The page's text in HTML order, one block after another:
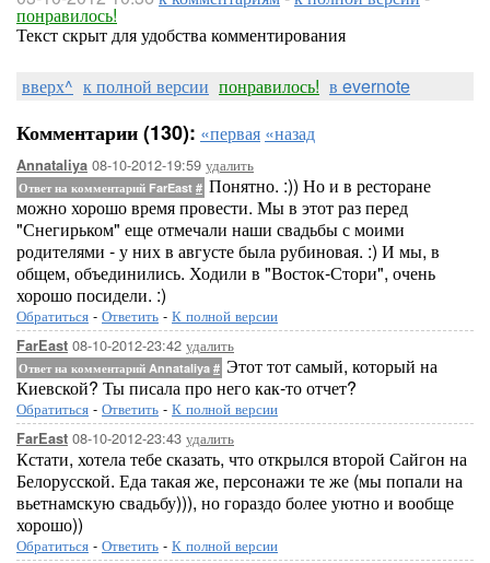
понравилось!
Текст скрыт для удобства комментирования
вверх^ к полной версии понравилось! в evernote
Комментарии (130): «первая «назад
Annataliya 08-10-2012-19:59 удалить
Ответ на комментарий FarEast # Понятно. :)) Но и в ресторане
можно хорошо время провести. Мы в этот раз перед
"Снегирьком" еще отмечали наши свадьбы с моими
родителями - у них в августе была рубиновая. :) И мы, в
общем, объединились. Ходили в "Восток-Стори", очень
хорошо посидели. :)
Обратиться - Ответить - К полной версии
FarEast 08-10-2012-23:42 удалить
Ответ на комментарий Annataliya # Этот тот самый, который на
Киевской? Ты писала про него как-то отчет?
Обратиться - Ответить - К полной версии
FarEast 08-10-2012-23:43 удалить
Кстати, хотела тебе сказать, что открылся второй Сайгон на
Белорусской. Еда такая же, персонажи те же (мы попали на
вьетнамскую свадьбу))), но гораздо более уютно и вообще
хорошо))
Обратиться - Ответить - К полной версии